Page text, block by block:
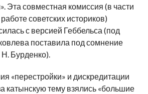
Эта совместная комиссия (в части
советских историков)
с версией Геббельса (под
поставила под сомнение
Бурденко).
«перестройки» и дискредитации
катынскую тему взялись «большие